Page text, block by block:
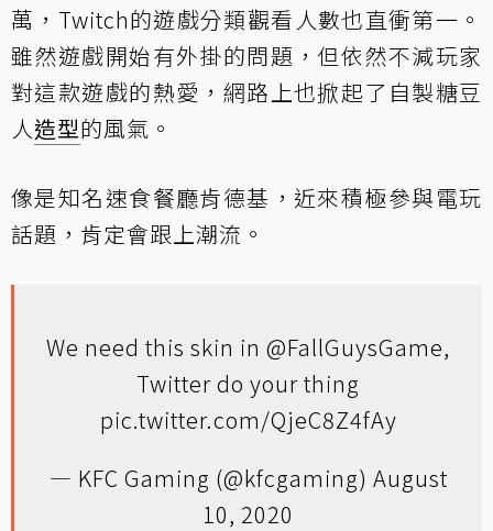
萬，Twitch的遊戲分類觀看人數也直衝第一。
雖然遊戲開始有外掛的問題，但依然不減玩家
對這款遊戲的熱愛，網路上也掀起了自製糖豆
人造型的風氣。
像是知名速食餐廳肯德基，近來積極參與電玩
話題，肯定會跟上潮流。
We need this skin in @FallGuysGame,
Twitter do your thing
pic.twitter.com/QjeC8Z4fAy
— KFC Gaming (@kfcgaming) August
10, 2020